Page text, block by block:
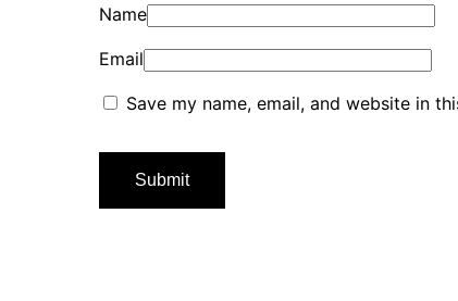
Name
Email
Save my name, email, and website in